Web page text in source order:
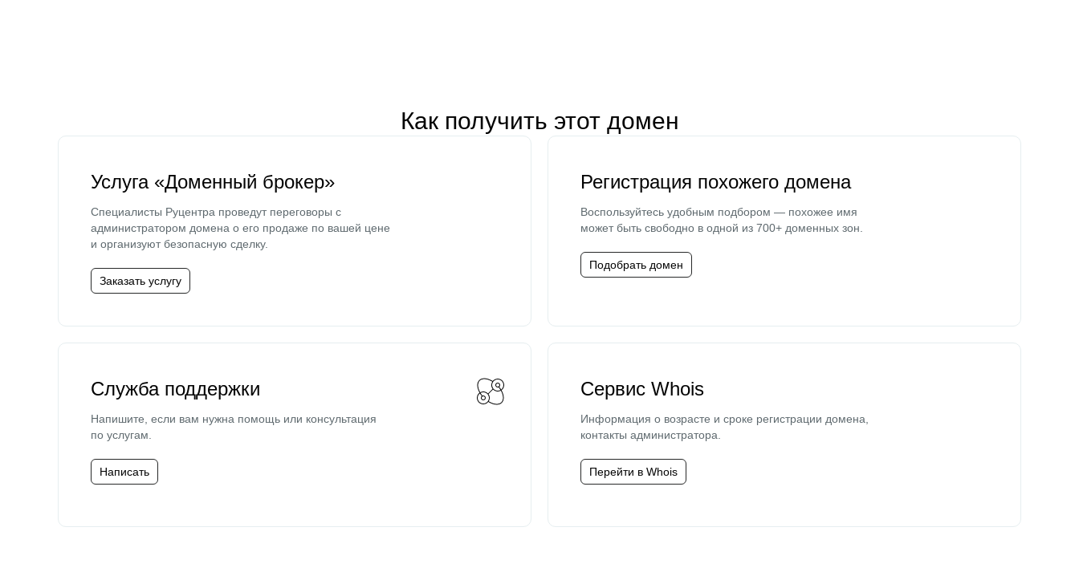
Как получить этот домен
Услуга «Доменный брокер»
Специалисты Руцентра проведут переговоры с
администратором домена о его продаже по вашей цене
и организуют безопасную сделку.
Заказать услугу
Регистрация похожего домена
Воспользуйтесь удобным подбором — похожее имя
может быть свободно в одной из 700+ доменных зон.
Подобрать домен
Служба поддержки
Напишите, если вам нужна помощь или консультация
по услугам.
Написать
Сервис Whois
Информация о возрасте и сроке регистрации домена,
контакты администратора.
Перейти в Whois